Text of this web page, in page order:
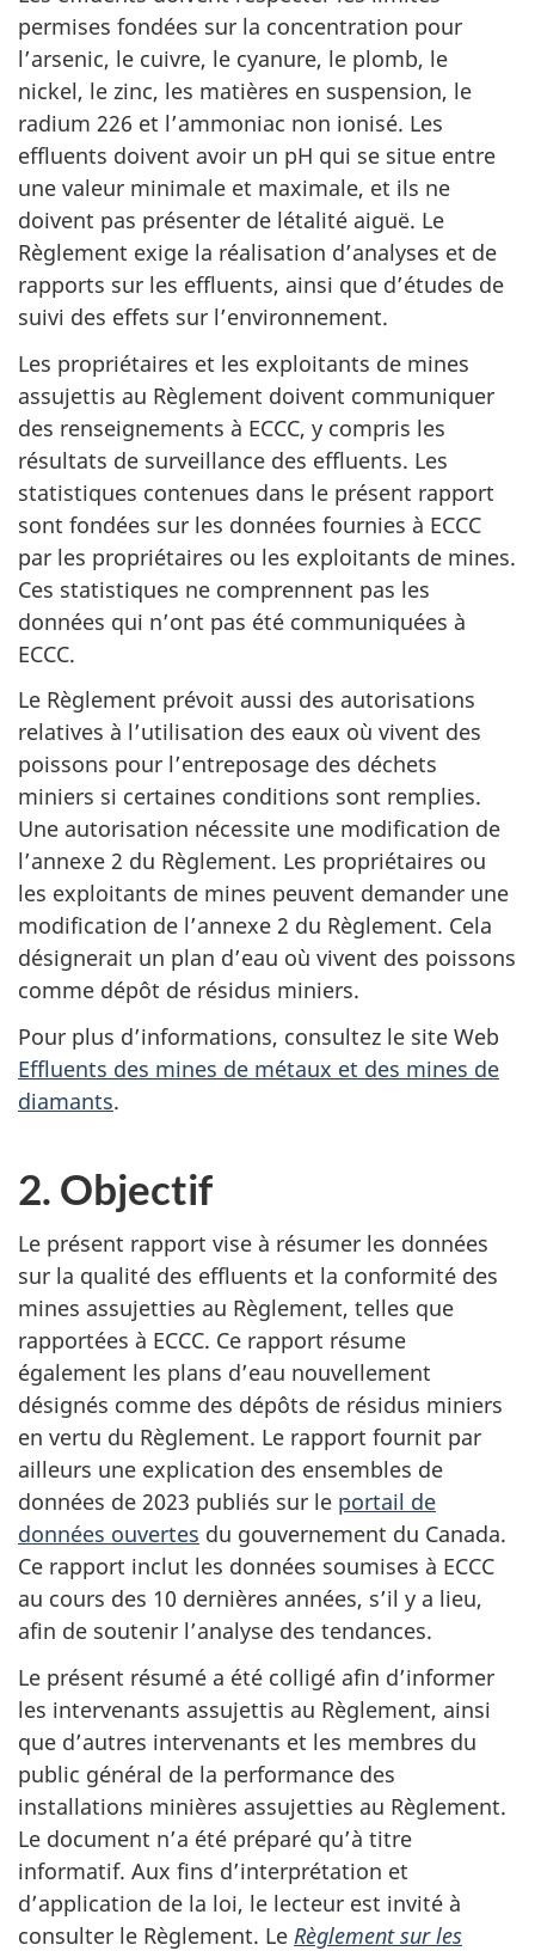
permises fondées sur la concentration pour
l’arsenic, le cuivre, le cyanure, le plomb, le
nickel, le zinc, les matières en suspension, le
radium 226 et l’ammoniac non ionisé. Les
effluents doivent avoir un pH qui se situe entre
une valeur minimale et maximale, et ils ne
doivent pas présenter de létalité aiguë. Le
Règlement exige la réalisation d’analyses et de
rapports sur les effluents, ainsi que d’études de
suivi des effets sur l’environnement.
Les propriétaires et les exploitants de mines
assujettis au Règlement doivent communiquer
des renseignements à ECCC, y compris les
résultats de surveillance des effluents. Les
statistiques contenues dans le présent rapport
sont fondées sur les données fournies à ECCC
par les propriétaires ou les exploitants de mines.
Ces statistiques ne comprennent pas les
données qui n’ont pas été communiquées à
ECCC.
Le Règlement prévoit aussi des autorisations
relatives à l’utilisation des eaux où vivent des
poissons pour l’entreposage des déchets
miniers si certaines conditions sont remplies.
Une autorisation nécessite une modification de
l’annexe 2 du Règlement. Les propriétaires ou
les exploitants de mines peuvent demander une
modification de l’annexe 2 du Règlement. Cela
désignerait un plan d’eau où vivent des poissons
comme dépôt de résidus miniers.
Pour plus d’informations, consultez le site Web
Effluents des mines de métaux et des mines de
diamants.
2. Objectif
Le présent rapport vise à résumer les données
sur la qualité des effluents et la conformité des
mines assujetties au Règlement, telles que
rapportées à ECCC. Ce rapport résume
également les plans d’eau nouvellement
désignés comme des dépôts de résidus miniers
en vertu du Règlement. Le rapport fournit par
ailleurs une explication des ensembles de
données de 2023 publiés sur le portail de
données ouvertes du gouvernement du Canada.
Ce rapport inclut les données soumises à ECCC
au cours des 10 dernières années, s’il y a lieu,
afin de soutenir l’analyse des tendances.
Le présent résumé a été colligé afin d’informer
les intervenants assujettis au Règlement, ainsi
que d’autres intervenants et les membres du
public général de la performance des
installations minières assujetties au Règlement.
Le document n’a été préparé qu’à titre
informatif. Aux fins d’interprétation et
d’application de la loi, le lecteur est invité à
consulter le Règlement. Le Règlement sur les